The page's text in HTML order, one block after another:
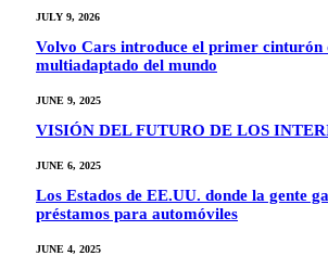
JULY 9, 2026
Volvo Cars introduce el primer cinturón
multiadaptado del mundo
JUNE 9, 2025
VISIÓN DEL FUTURO DE LOS
JUNE 6, 2025
Los Estados de EE.UU. donde la gente
préstamos para automóviles
JUNE 4, 2025